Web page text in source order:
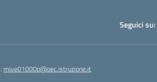
Seguici su:
mive01000p@pec.istruzione.it